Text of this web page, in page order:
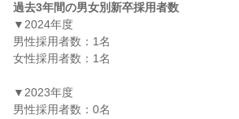
過去3年間の男女別新卒採用者数
▼2024年度
男性採用者数：1名
女性採用者数：1名
▼2023年度
男性採用者数：0名